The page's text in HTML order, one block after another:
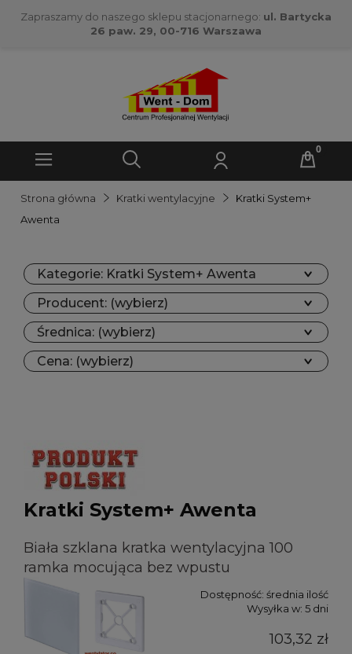
Zapraszamy do naszego sklepu stacjonarnego: ul. Bartycka
26 paw. 29, 00-716 Warszawa
Strona główna Kratki wentylacyjne
Kratki System+
Awenta
Kategorie: Kratki System+ Awenta
Producent: (wybierz)
Średnica: (wybierz)
Cena: (wybierz)
Kratki System+ Awenta
Biała szklana kratka wentylacyjna 100
ramka mocująca bez wpustu
Dostępność: średnia ilość
Wysyłka w: 5 dni
103,32 zł